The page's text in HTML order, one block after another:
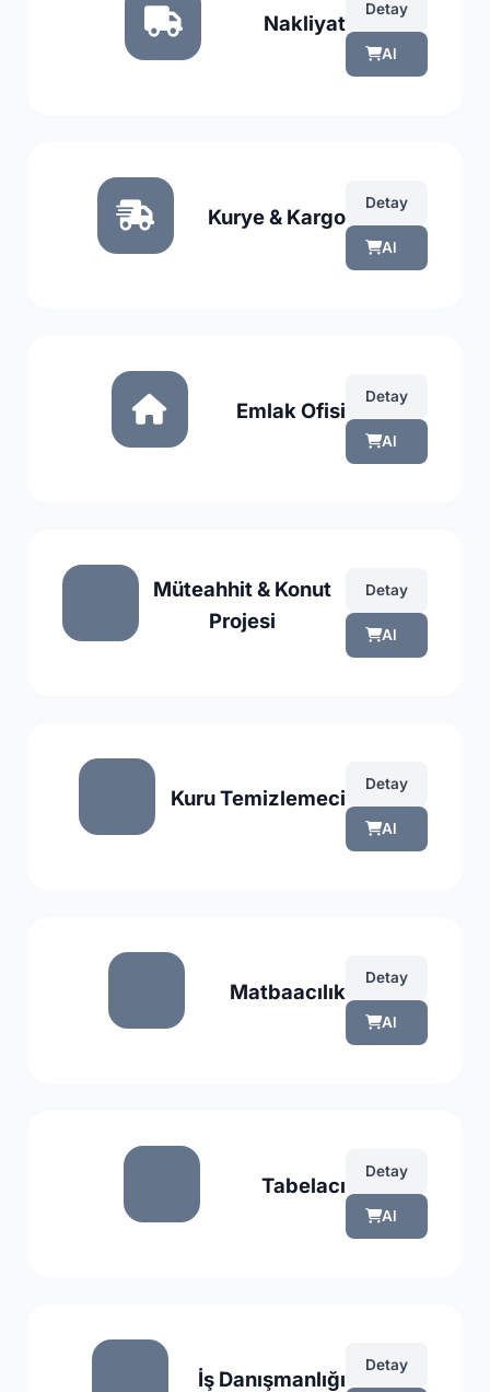
Nakliyat
Detay
Al
Kurye & Kargo
Detay
Al
Emlak Ofisi
Detay
Al
Müteahhit & Konut
Projesi
Detay
Al
Kuru Temizlemeci
Detay
Al
Matbaacılık
Detay
Al
Tabelacı
Detay
Al
İş Danışmanlığı
Detay